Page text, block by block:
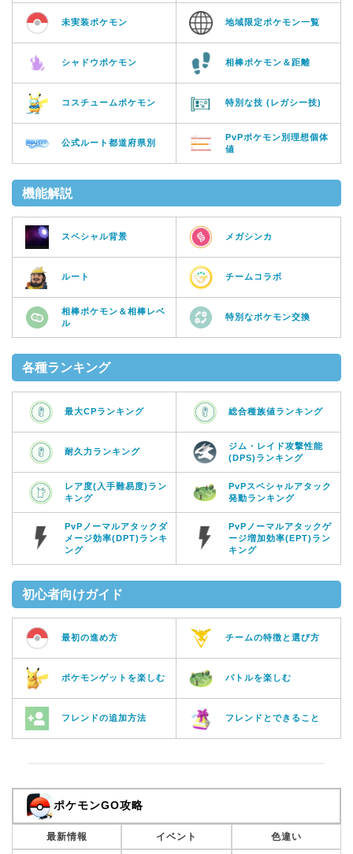
未実装ポケモン 地域限定ポケモン一覧
シャドウポケモン 相棒ポケモン＆距離
コスチュームポケモン 特別な技 (レガシー技)
公式ルート都道府県別
PvPポケモン別理想個体
値
機能解説
スペシャル背景 メガシンカ
ルート チームコラボ
相棒ポケモン＆相棒レベ
ル
特別なポケモン交換
各種ランキング
最大CPランキング 総合種族値ランキング
耐久力ランキング
ジム・レイド攻撃性能
(DPS)ランキング
レア度(入手難易度)ラン
キング
PvPスペシャルアタック
発動ランキング
PvPノーマルアタックダ
メージ効率(DPT)ランキ
ング
PvPノーマルアタックゲ
ージ増加効率(EPT)ラン
キング
初心者向けガイド
最初の進め方 チームの特徴と選び方
ポケモンゲットを楽しむ バトルを楽しむ
フレンドの追加方法 フレンドとできること
ポケモンGO攻略
最新情報 イベント 色違い